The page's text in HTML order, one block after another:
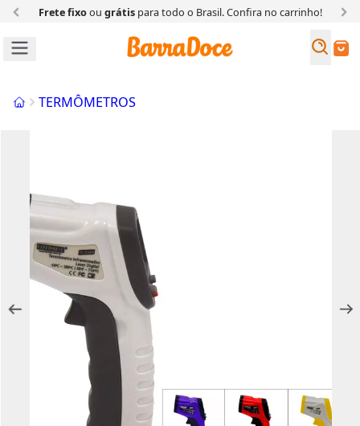
Frete fixoou grátispara todo o Brasil. Confira no carrinho!
Buscar
InícioTERMÔMETROS